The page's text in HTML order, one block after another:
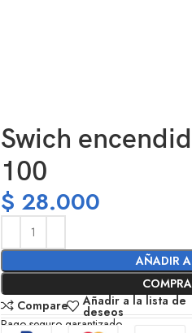
Swich
100
$ 28.000
AÑADIR
Compare
Añadir a la lista de
deseos
Pago seguro garantizado